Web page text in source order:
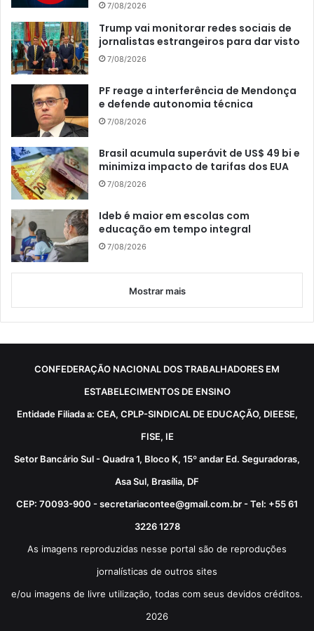
7/08/2026
Trump vai monitorar redes sociais de
jornalistas estrangeiros para dar visto
7/08/2026
PF reage a interferência de Mendonça
e defende autonomia técnica
7/08/2026
Brasil acumula superávit de US$ 49 bi e
minimiza impacto de tarifas dos EUA
7/08/2026
Ideb é maior em escolas com
educação em tempo integral
7/08/2026
Mostrar mais
CONFEDERAÇÃO NACIONAL DOS TRABALHADORES EM
ESTABELECIMENTOS DE ENSINO
Entidade Filiada a: CEA, CPLP-SINDICAL DE EDUCAÇÃO, DIEESE,
FISE, IE
Setor Bancário Sul - Quadra 1, Bloco K, 15º andar Ed. Seguradoras,
Asa Sul, Brasília, DF
CEP: 70093-900 - secretariacontee@gmail.com.br - Tel: +55 61
3226 1278
As imagens reproduzidas nesse portal são de reproduções
jornalísticas de outros sites
e/ou imagens de livre utilização, todas com seus devidos créditos.
2026